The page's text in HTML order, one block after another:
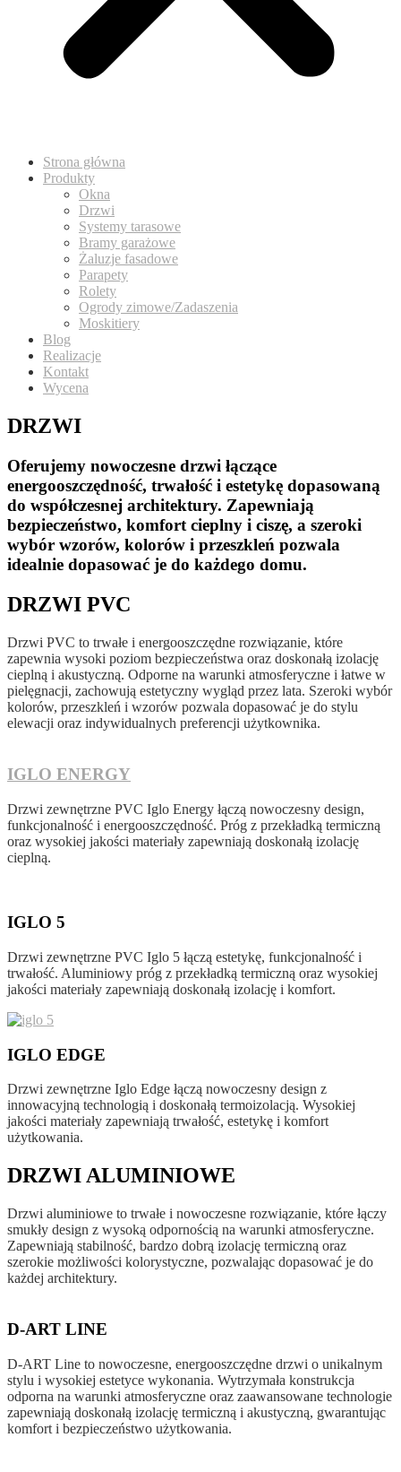
Strona główna
Produkty
Okna
Drzwi
Systemy tarasowe
Bramy garażowe
Żaluzje fasadowe
Parapety
Rolety
Ogrody zimowe/Zadaszenia
Moskitiery
Blog
Realizacje
Kontakt
Wycena
DRZWI
Oferujemy nowoczesne drzwi łączące
energooszczędność, trwałość i estetykę dopasowaną
do współczesnej architektury. Zapewniają
bezpieczeństwo, komfort cieplny i ciszę, a szeroki
wybór wzorów, kolorów i przeszkleń pozwala
idealnie dopasować je do każdego domu.
DRZWI PVC
Drzwi PVC to trwałe i energooszczędne rozwiązanie, które
zapewnia wysoki poziom bezpieczeństwa oraz doskonałą izolację
cieplną i akustyczną. Odporne na warunki atmosferyczne i łatwe w
pielęgnacji, zachowują estetyczny wygląd przez lata. Szeroki wybór
kolorów, przeszkleń i wzorów pozwala dopasować je do stylu
elewacji oraz indywidualnych preferencji użytkownika.
IGLO ENERGY
Drzwi zewnętrzne PVC Iglo Energy łączą nowoczesny design,
funkcjonalność i energooszczędność. Próg z przekładką termiczną
oraz wysokiej jakości materiały zapewniają doskonałą izolację
cieplną.
IGLO 5
Drzwi zewnętrzne PVC Iglo 5 łączą estetykę, funkcjonalność i
trwałość. Aluminiowy próg z przekładką termiczną oraz wysokiej
jakości materiały zapewniają doskonałą izolację i komfort.
IGLO EDGE
Drzwi zewnętrzne Iglo Edge łączą nowoczesny design z
innowacyjną technologią i doskonałą termoizolacją. Wysokiej
jakości materiały zapewniają trwałość, estetykę i komfort
użytkowania.
DRZWI ALUMINIOWE
Drzwi aluminiowe to trwałe i nowoczesne rozwiązanie, które łączy
smukły design z wysoką odpornością na warunki atmosferyczne.
Zapewniają stabilność, bardzo dobrą izolację termiczną oraz
szerokie możliwości kolorystyczne, pozwalając dopasować je do
każdej architektury.
D-ART LINE
D-ART Line to nowoczesne, energooszczędne drzwi o unikalnym
stylu i wysokiej estetyce wykonania. Wytrzymała konstrukcja
odporna na warunki atmosferyczne oraz zaawansowane technologie
zapewniają doskonałą izolację termiczną i akustyczną, gwarantując
komfort i bezpieczeństwo użytkowania.